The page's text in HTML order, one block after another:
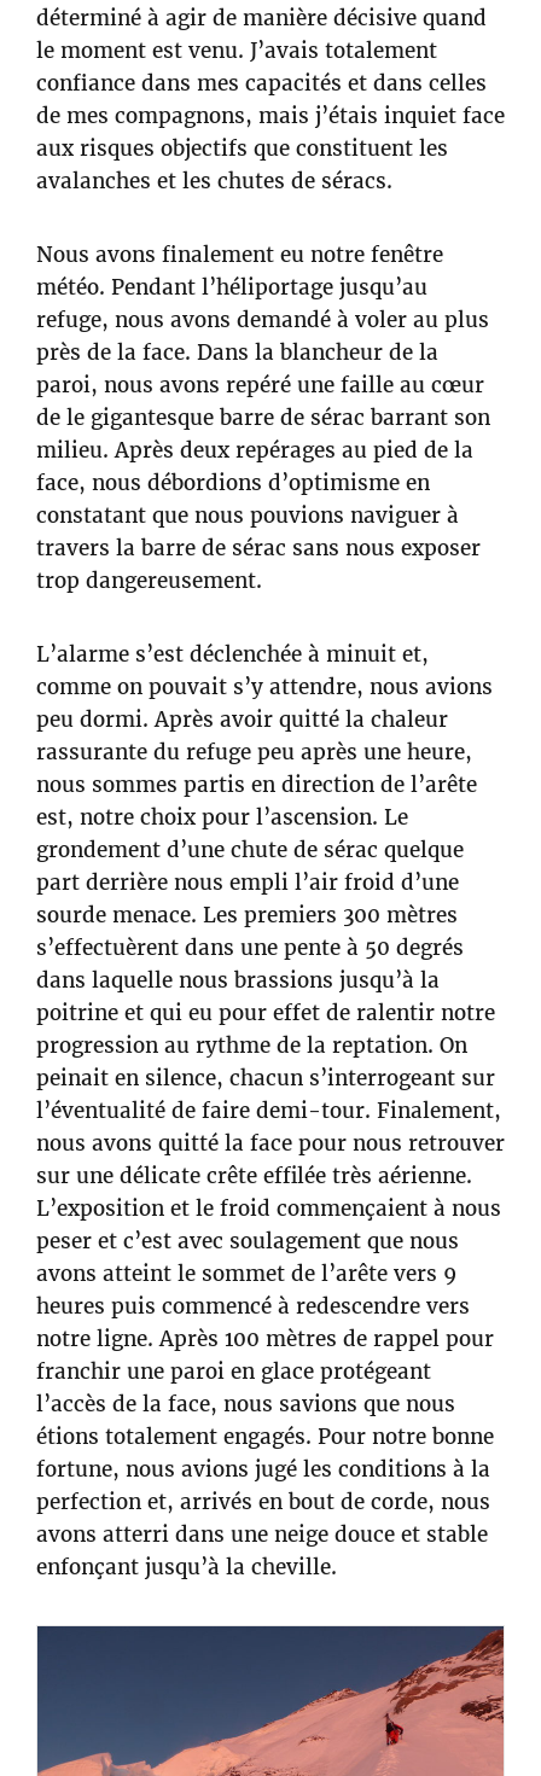
déterminé à agir de manière décisive quand
le moment est venu. J’avais totalement
confiance dans mes capacités et dans celles
de mes compagnons, mais j’étais inquiet face
aux risques objectifs que constituent les
avalanches et les chutes de séracs.
Nous avons finalement eu notre fenêtre
météo. Pendant l’héliportage jusqu’au
refuge, nous avons demandé à voler au plus
près de la face. Dans la blancheur de la
paroi, nous avons repéré une faille au cœur
de le gigantesque barre de sérac barrant son
milieu. Après deux repérages au pied de la
face, nous débordions d’optimisme en
constatant que nous pouvions naviguer à
travers la barre de sérac sans nous exposer
trop dangereusement.
L’alarme s’est déclenchée à minuit et,
comme on pouvait s’y attendre, nous avions
peu dormi. Après avoir quitté la chaleur
rassurante du refuge peu après une heure,
nous sommes partis en direction de l’arête
est, notre choix pour l’ascension. Le
grondement d’une chute de sérac quelque
part derrière nous empli l’air froid d’une
sourde menace. Les premiers 300 mètres
s’effectuèrent dans une pente à 50 degrés
dans laquelle nous brassions jusqu’à la
poitrine et qui eu pour effet de ralentir notre
progression au rythme de la reptation. On
peinait en silence, chacun s’interrogeant sur
l’éventualité de faire demi-tour. Finalement,
nous avons quitté la face pour nous retrouver
sur une délicate crête effilée très aérienne.
L’exposition et le froid commençaient à nous
peser et c’est avec soulagement que nous
avons atteint le sommet de l’arête vers 9
heures puis commencé à redescendre vers
notre ligne. Après 100 mètres de rappel pour
franchir une paroi en glace protégeant
l’accès de la face, nous savions que nous
étions totalement engagés. Pour notre bonne
fortune, nous avions jugé les conditions à la
perfection et, arrivés en bout de corde, nous
avons atterri dans une neige douce et stable
enfonçant jusqu’à la cheville.